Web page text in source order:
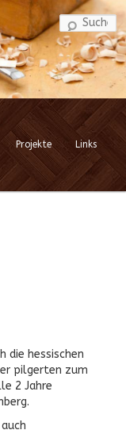
Projekte Links
die hessischen
pilgerten zum
2 Jahre